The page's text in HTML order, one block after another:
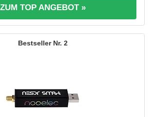
ZUM TOP ANGEBOT »
2